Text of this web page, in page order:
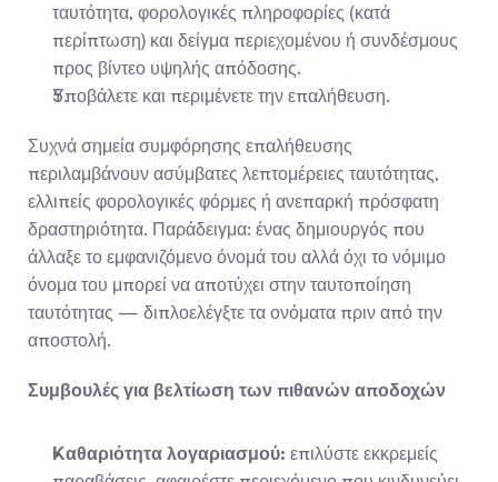
ταυτότητα, φορολογικές πληροφορίες (κατά
περίπτωση) και δείγμα περιεχομένου ή συνδέσμους
προς βίντεο υψηλής απόδοσης.
Υποβάλετε και περιμένετε την επαλήθευση.
Συχνά σημεία συμφόρησης επαλήθευσης
περιλαμβάνουν ασύμβατες λεπτομέρειες ταυτότητας,
ελλιπείς φορολογικές φόρμες ή ανεπαρκή πρόσφατη
δραστηριότητα. Παράδειγμα: ένας δημιουργός που
άλλαξε το εμφανιζόμενο όνομά του αλλά όχι το νόμιμο
όνομα του μπορεί να αποτύχει στην ταυτοποίηση
ταυτότητας — διπλοελέγξτε τα ονόματα πριν από την
αποστολή.
Συμβουλές για βελτίωση των πιθανών αποδοχών
Καθαριότητα λογαριασμού: επιλύστε εκκρεμείς